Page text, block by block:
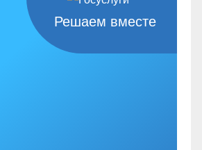
Решаем вместе